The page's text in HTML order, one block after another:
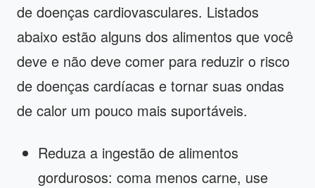
de doenças cardiovasculares. Listados
abaixo estão alguns dos alimentos que você
deve e não deve comer para reduzir o risco
de doenças cardíacas e tornar suas ondas
de calor um pouco mais suportáveis.
Reduza a ingestão de alimentos
gordurosos: coma menos carne, use